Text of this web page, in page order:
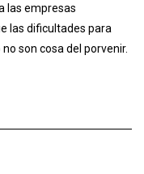
las empresas
las dificultades para
son cosa del porvenir.